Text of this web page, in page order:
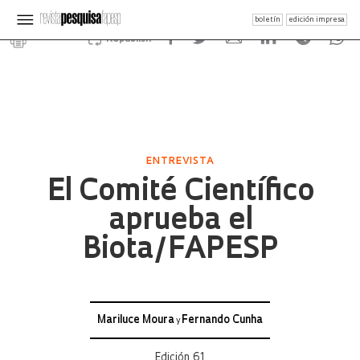
boletín edición impresa
Republish
ENTREVISTA
El Comité Científico
aprueba el
Biota/FAPESP
Mariluce Mouray Fernando Cunha